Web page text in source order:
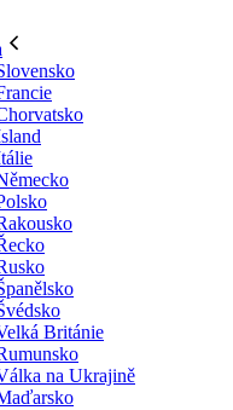
Británie
na Ukrajině